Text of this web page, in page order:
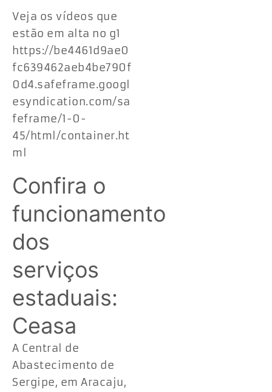
Veja os vídeos que
estão em alta no g1
https://be4461d9ae0
fc639462aeb4be790f
0d4.safeframe.googl
esyndication.com/sa
feframe/1-0-
45/html/container.ht
ml
Confira o
funcionamento
dos
serviços
estaduais:
Ceasa
A Central de
Abastecimento de
Sergipe, em Aracaju,